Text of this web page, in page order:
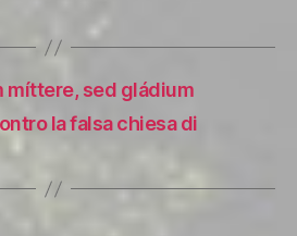
míttere, sed gládium
la falsa chiesa di